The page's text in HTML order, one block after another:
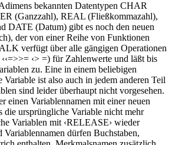
bekannten Datentypen CHAR
(Ganzzahl), REAL (Fließkommazahl),
DATE (Datum) gibt es noch den neuen
der von einer Reihe von Funktionen
verfügt über alle gängigen Operationen
‹> =) für Zahlenwerte und läßt bis
zu. Eine in einem beliebigen
ist also auch in jedem anderen Teil
sind leider überhaupt nicht vorgesehen.
einen Variablennamen mit einer neuen
die ursprüngliche Variable nicht mehr
Variablen mit ‹RELEASE› wieder
dürfen Buchstaben,